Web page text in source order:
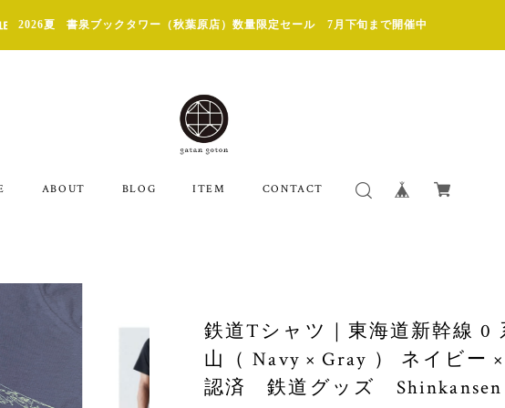
2026夏 書泉ブックタワー（秋葉原店）数量限定セール 7月下旬まで開催中
ABOUT BLOG ITEM CONTACT
鉄道Tシャツ｜東海道新幹線 0
山（ Navy × Gray ） ネイビー
認済 鉄道グッズ